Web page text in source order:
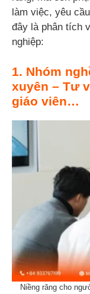
làm việc, yêu
đây là phân tích
nghiệp:
1. Nhóm
xuyên – Tư
giáo viên…
Niềng răng cho